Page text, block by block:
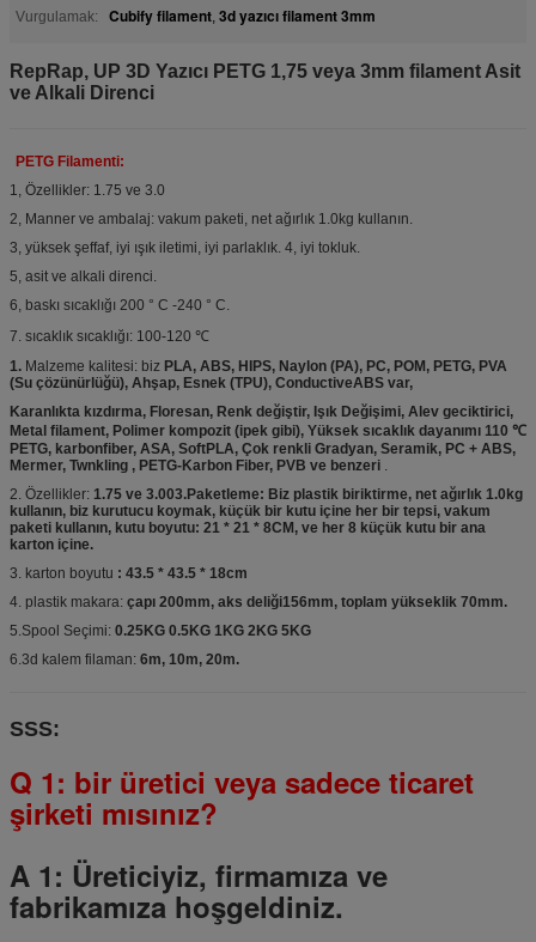
Vurgulamak:
Cubify filament, 3d yazıcı filament 3mm
RepRap, UP 3D Yazıcı PETG 1,75 veya 3mm filament Asit
ve Alkali Direnci
PETG Filamenti:
1, Özellikler: 1.75 ve 3.0
2, Manner ve ambalaj: vakum paketi, net ağırlık 1.0kg kullanın.
3, yüksek şeffaf, iyi ışık iletimi, iyi parlaklık. 4, iyi tokluk.
5, asit ve alkali direnci.
6, baskı sıcaklığı 200 ° C -240 ° C.
7. sıcaklık sıcaklığı: 100-120 ℃
1. Malzeme kalitesi: biz PLA, ABS, HIPS, Naylon (PA), PC, POM, PETG, PVA
(Su çözünürlüğü), Ahşap, Esnek (TPU), ConductiveABS var,
Karanlıkta kızdırma, Floresan, Renk değiştir, Işık Değişimi, Alev geciktirici,
Metal filament, Polimer kompozit (ipek gibi), Yüksek sıcaklık dayanımı 110 ℃
PETG, karbonfiber, ASA, SoftPLA, Çok renkli Gradyan, Seramik, PC + ABS,
Mermer, Twnkling , PETG-Karbon Fiber, PVB ve benzeri .
2. Özellikler: 1.75 ve 3.003.Paketleme: Biz plastik biriktirme, net ağırlık 1.0kg
kullanın, biz kurutucu koymak, küçük bir kutu içine her bir tepsi, vakum
paketi kullanın, kutu boyutu: 21 * 21 * 8CM, ve her 8 küçük kutu bir ana
karton içine.
3. karton boyutu : 43.5 * 43.5 * 18cm
4. plastik makara: çapı 200mm, aks deliği156mm, toplam yükseklik 70mm.
5.Spool Seçimi: 0.25KG 0.5KG 1KG 2KG 5KG
6.3d kalem filaman: 6m, 10m, 20m.
SSS:
Q 1: bir üretici veya sadece ticaret
şirketi mısınız?
A 1: Üreticiyiz, firmamıza ve
fabrikamıza hoşgeldiniz.